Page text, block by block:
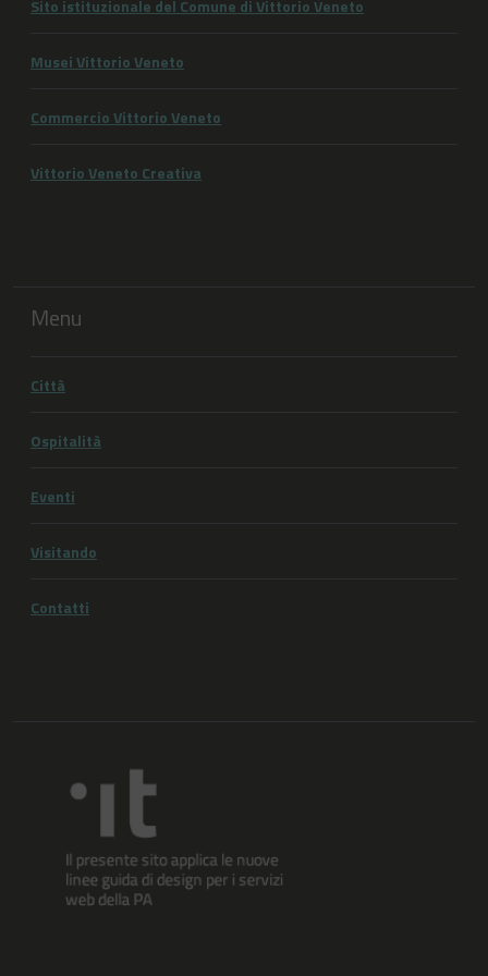
Sito istituzionale del Comune di Vittorio Veneto
Musei Vittorio Veneto
Commercio Vittorio Veneto
Vittorio Veneto Creativa
Menu
Città
Ospitalità
Eventi
Visitando
Contatti